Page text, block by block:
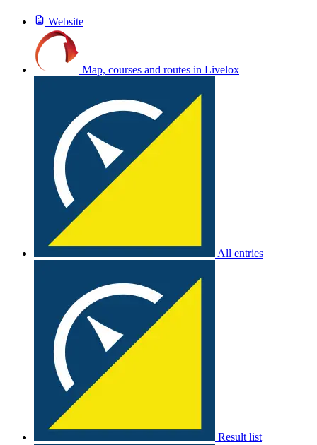
Website
Map, courses and routes in Livelox
All entries
Result list